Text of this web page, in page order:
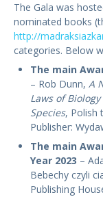
The Gala was
nominated books
http://
categories. Below
The main
– Rob Dunn, A
Laws of
Species, Polish
Publisher:
The main
Year 2023 –
Bebechy czyli
Publishing